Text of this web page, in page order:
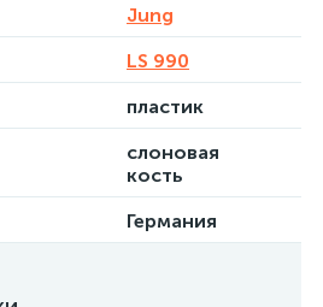
Jung
LS 990
пластик
слоновая
кость
Германия